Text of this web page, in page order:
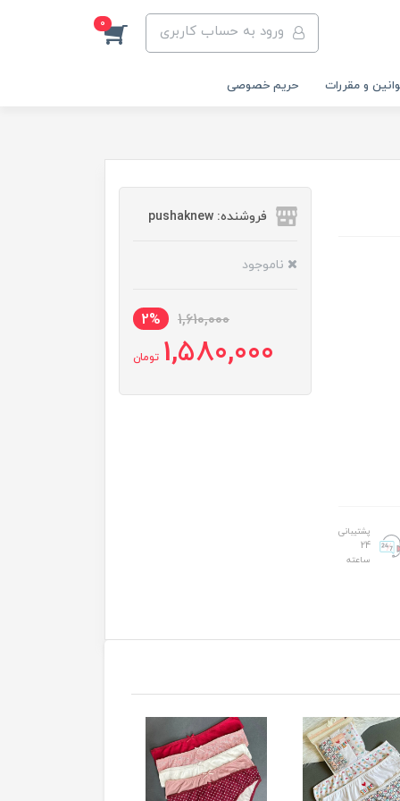
ورود به حساب کاربری 0
و مقررات حریم خصوصی
پشتیبانی
24
ساعته
فروشنده: pushaknew
ناموجود
1,610,000
2%
1,580,000 تومان